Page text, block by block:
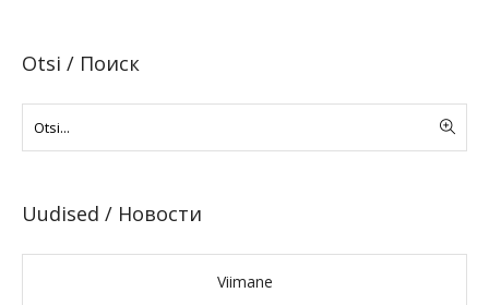
Otsi / Поиск
Uudised / Новости
Viimane